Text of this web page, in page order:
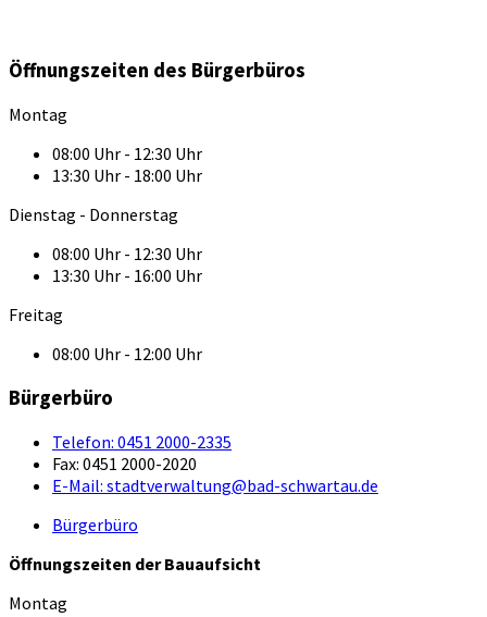
Öffnungszeiten des Bürgerbüros
Montag
08:00 Uhr - 12:30 Uhr
13:30 Uhr - 18:00 Uhr
Dienstag - Donnerstag
08:00 Uhr - 12:30 Uhr
13:30 Uhr - 16:00 Uhr
Freitag
08:00 Uhr - 12:00 Uhr
Bürgerbüro
Telefon: 0451 2000-2335
Fax: 0451 2000-2020
E-Mail: stadtverwaltung@bad-schwartau.de
Bürgerbüro
Öffnungszeiten der Bauaufsicht
Montag